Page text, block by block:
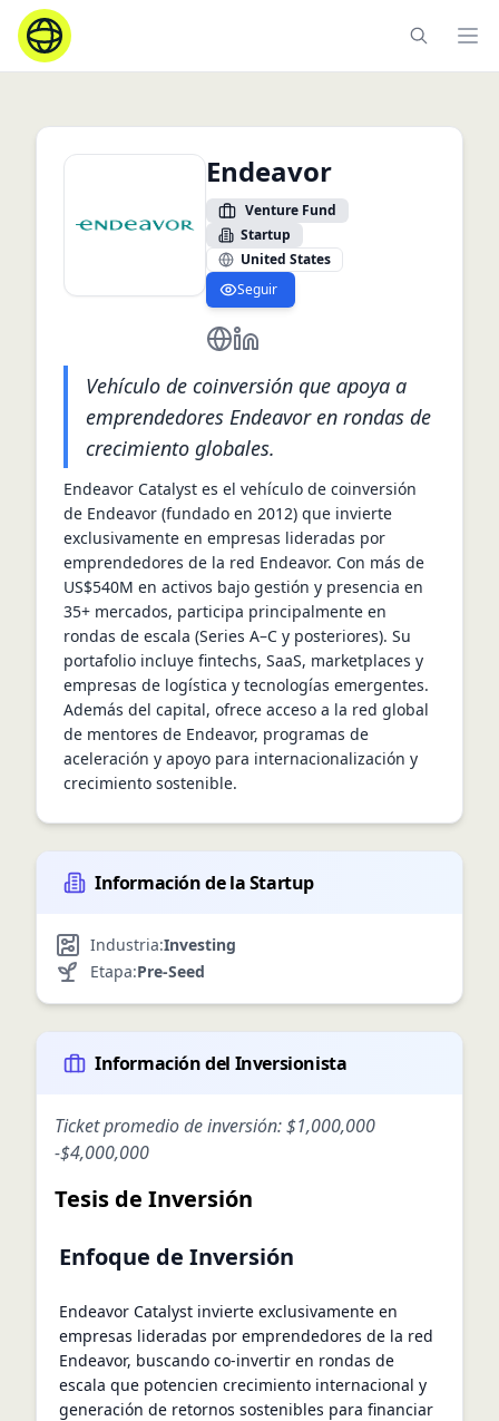
Endeavor
Venture Fund
Startup
United States
Seguir
https://endeavor.org
https://www.linkedin.com/
Vehículo de coinversión que apoya a
emprendedores Endeavor en rondas de
crecimiento globales.
Endeavor Catalyst es el vehículo de coinversión
de Endeavor (fundado en 2012) que invierte
exclusivamente en empresas lideradas por
emprendedores de la red Endeavor. Con más de
US$540M en activos bajo gestión y presencia en
35+ mercados, participa principalmente en
rondas de escala (Series A–C y posteriores). Su
portafolio incluye fintechs, SaaS, marketplaces y
empresas de logística y tecnologías emergentes.
Además del capital, ofrece acceso a la red global
de mentores de Endeavor, programas de
aceleración y apoyo para internacionalización y
crecimiento sostenible.
Información de la Startup
Industria:Investing
Etapa:Pre-Seed
Información del Inversionista
Ticket promedio de inversión:$1,000,000
-$4,000,000
Tesis de Inversión
Enfoque de Inversión
Endeavor Catalyst invierte exclusivamente en
empresas lideradas por emprendedores de la red
Endeavor, buscando co-invertir en rondas de
escala que potencien crecimiento internacional y
generación de retornos sostenibles para financiar